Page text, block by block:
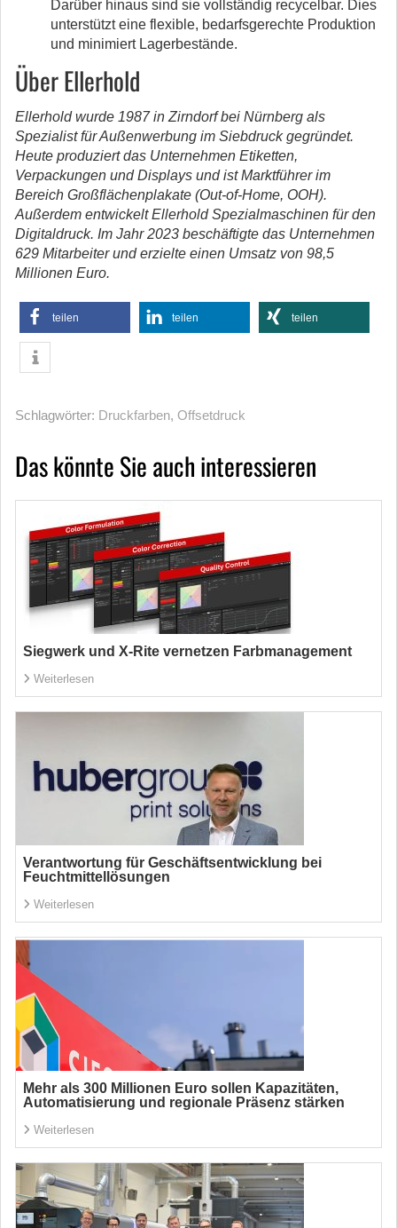
Darüber hinaus sind sie vollständig recycelbar. Dies
unterstützt eine flexible, bedarfsgerechte Produktion
und minimiert Lagerbestände.
Über Ellerhold
Ellerhold wurde 1987 in Zirndorf bei Nürnberg als
Spezialist für Außenwerbung im Siebdruck gegründet.
Heute produziert das Unternehmen Etiketten,
Verpackungen und Displays und ist Marktführer im
Bereich Großflächenplakate (Out-of-Home, OOH).
Außerdem entwickelt Ellerhold Spezialmaschinen für den
Digitaldruck. Im Jahr 2023 beschäftigte das Unternehmen
629 Mitarbeiter und erzielte einen Umsatz von 98,5
Millionen Euro.
teilen teilen teilen
Schlagwörter: Druckfarben, Offsetdruck
Das könnte Sie auch interessieren
Siegwerk und X-Rite vernetzen Farbmanagement
Weiterlesen
Verantwortung für Geschäftsentwicklung bei
Feuchtmittellösungen
Weiterlesen
Mehr als 300 Millionen Euro sollen Kapazitäten,
Automatisierung und regionale Präsenz stärken
Weiterlesen